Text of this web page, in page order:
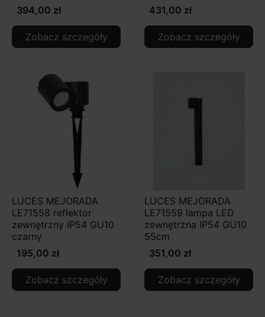
394,00 zł
Zobacz szczegóły
431,00 zł
Zobacz szczegóły
LUCES MEJORADA
LE71558 reflektor
zewnętrzny IP54 GU10
czarny
195,00 zł
Zobacz szczegóły
LUCES MEJORADA
LE71559 lampa LED
zewnętrzna IP54 GU10
55cm
351,00 zł
Zobacz szczegóły